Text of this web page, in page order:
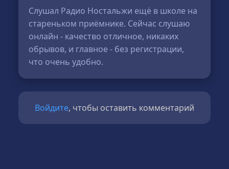
Слушал Радио Ностальжи ещё в школе на
стареньком приёмнике. Сейчас слушаю
онлайн - качество отличное, никаких
обрывов, и главное - без регистрации,
что очень удобно.
Войдите, чтобы оставить комментарий